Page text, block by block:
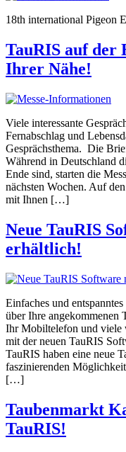
18th international Pigeon
TauRIS auf der
Ihrer Nähe!
Viele interessante
Fernabschlag und
Gesprächsthema. Die
Während in Deutschland
Ende sind, starten die
nächsten Wochen. Auf
mit Ihnen […]
Neue TauRIS
erhältlich!
Einfaches und
über Ihre angekommenen
Ihr Mobiltelefon und viele
mit der neuen TauRIS
TauRIS haben eine neue
faszinierenden
[…]
Taubenmarkt
TauRIS!